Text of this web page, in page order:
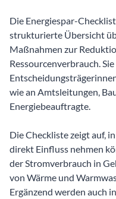
Die Energiespar-
strukturierte Übersicht
Maßnahmen zur
Ressourcenverbrauch.
wie an Amtsleitungen,
Energiebeauftragte.
Die Checkliste zeigt auf,
direkt Einfluss nehmen
der Stromverbrauch in
von Wärme und
Ergänzend werden auch